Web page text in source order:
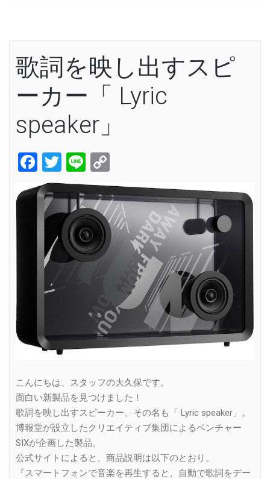
歌詞を映し出すスピ
ーカー「 Lyric
speaker」
Facebook
Twitter
Line
Link
こんにちは、スタッフの大久保です。
面白い新製品を見つけました！
歌詞を映し出すスピーカー、その名も「 Lyric speaker」。
博報堂が設立したクリエイティブ集団によるベンチャー
SIXが企画した製品。
公式サイトによると、商品説明は以下のとおり。
『スマートフォンで音楽を再生すると、自動で歌詞をデー